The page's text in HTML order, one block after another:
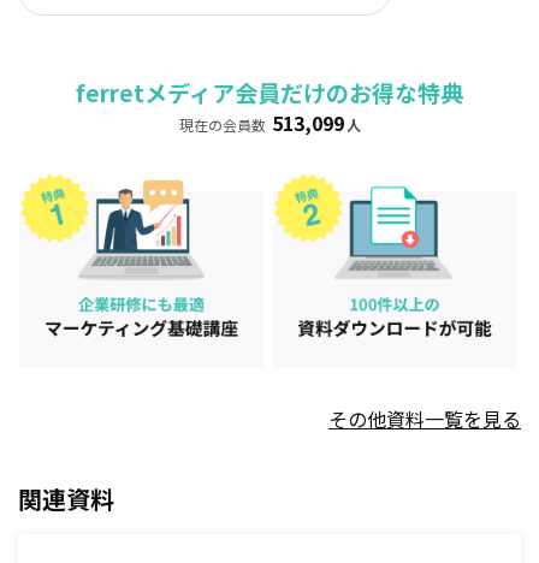
ferretメディア会員だけのお得な特典
現在の会員数 513,099 人
その他資料一覧を見る
関連資料